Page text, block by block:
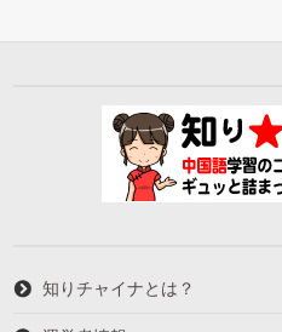
知りチャイナとは？